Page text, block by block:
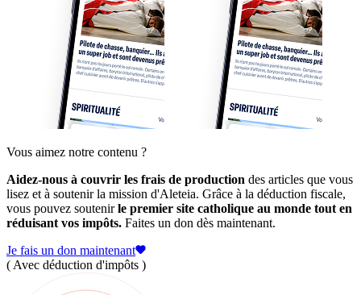
Vous aimez notre contenu ?
Aidez-nous à couvrir les frais de production des articles que vous
lisez et à soutenir la mission d'Aleteia. Grâce à la déduction fiscale,
vous pouvez soutenirle premier site catholique au monde tout en
réduisant vos impôts. Faites un don dès maintenant.
Je fais un don maintenant
( Avec déduction d'impôts )